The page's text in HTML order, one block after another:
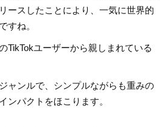
ースしたことにより、一気に世界的
すね。
TikTokユーザーから親しまれている
ャンルで、シンプルながらも重みの
ンパクトをほこります。